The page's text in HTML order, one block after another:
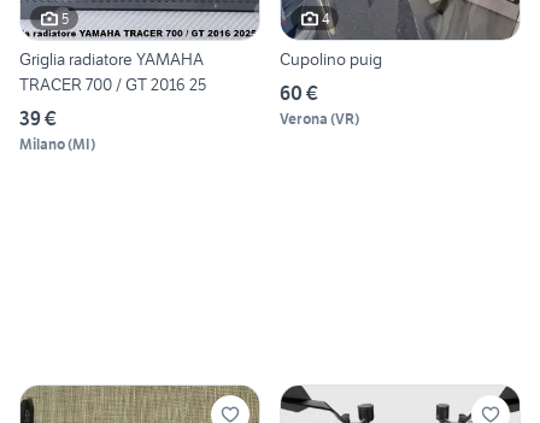
5
Griglia radiatore YAMAHA
TRACER 700 / GT 2016 25
39 €
Milano(MI)
4
Cupolino puig
60 €
Verona (VR)